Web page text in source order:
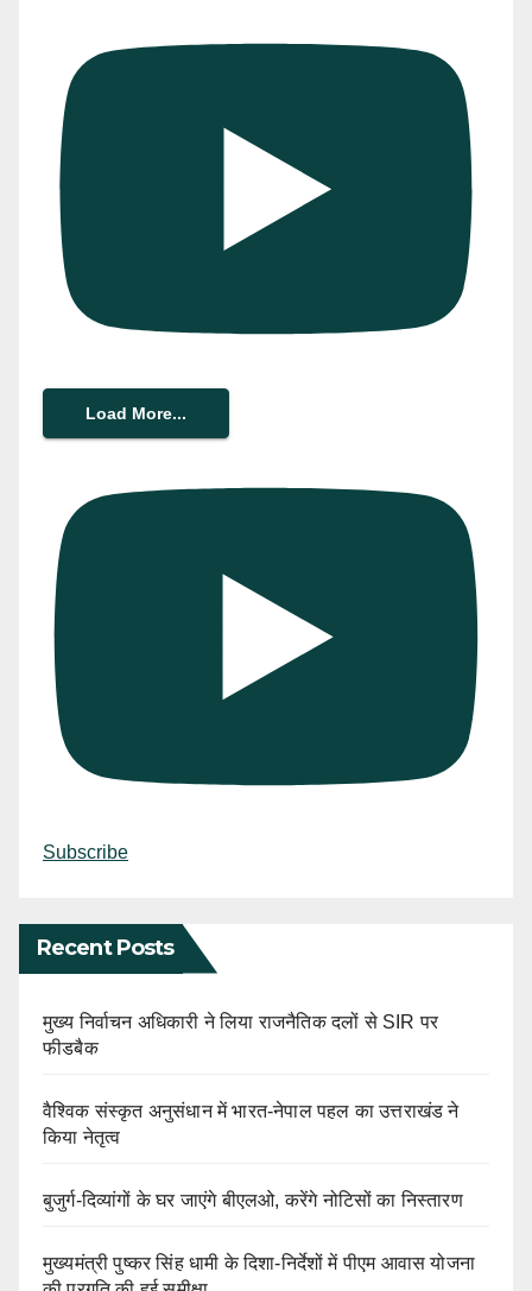
Load More...
Subscribe
Recent Posts
मुख्य निर्वाचन अधिकारी ने लिया राजनैतिक दलों से SIR पर
फीडबैक
वैश्विक संस्कृत अनुसंधान में भारत-नेपाल पहल का उत्तराखंड ने
किया नेतृत्व
बुजुर्ग-दिव्यांगों के घर जाएंगे बीएलओ, करेंगे नोटिसों का निस्तारण
मुख्यमंत्री पुष्कर सिंह धामी के दिशा-निर्देशों में पीएम आवास योजना